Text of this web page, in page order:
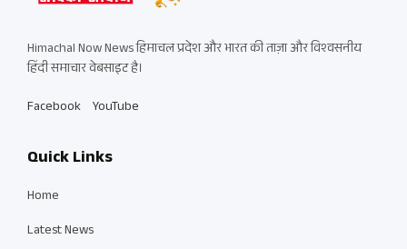
Himachal Now News हिमाचल प्रदेश और भारत की ताज़ा और विश्वसनीय
हिंदी समाचार वेबसाइट है।
Facebook YouTube
Quick Links
Home
Latest News